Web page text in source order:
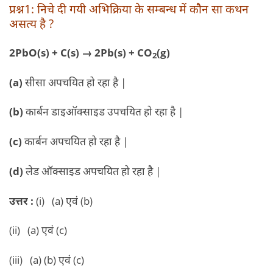
प्रश्न1: निचे दी गयी अभिक्रिया के सम्बन्ध में कौन सा कथन
असत्य है ?
2PbO(s) + C(s) → 2Pb(s) + CO2(g)
(a) सीसा अपचयित हो रहा है |
(b) कार्बन डाइऑक्साइड उपचयित हो रहा है |
(c) कार्बन अपचयित हो रहा है |
(d) लेड ऑक्साइड अपचयित हो रहा है |
उत्तर : (i) (a) एवं (b)
(ii) (a) एवं (c)
(iii) (a) (b) एवं (c)